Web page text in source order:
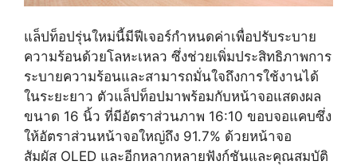
แล็ปท็อปรุ่นใหม่นี้มีฟีเจอร์กำหนดค่าเพื่อปรับระบาย
ความร้อนด้วยโลหะเหลว ซึ่งช่วยเพิ่มประสิทธิภาพการ
ระบายความร้อนและสามารถมั่นใจถึงการใช้งานได้
ในระยะยาว ตัวแล็ปท็อปมาพร้อมกับหน้าจอแสดงผล
ขนาด 16 นิ้ว ที่มีอัตราส่วนภาพ 16:10 ขอบจอแคบซึ่ง
ให้อัตราส่วนหน้าจอใหญ่ถึง 91.7% ด้วยหน้าจอ
สัมผัส OLED และอีกหลากหลายฟังก์ชันและคุณสมบัติ